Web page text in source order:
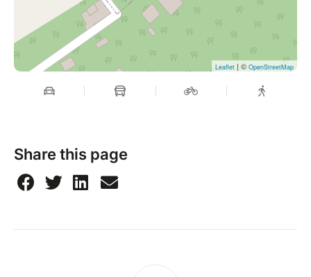
Leaflet | © OpenStreetMap
Share this page